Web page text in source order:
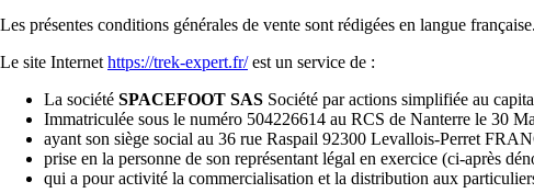
Les présentes conditions générales de vente sont rédigées en langue
Le site Internet https://trek-expert.fr/est un service de :
La société SPACEFOOT SAS Société par actions simplifiée au
Immatriculée sous le numéro 504226614 au RCS de Nanterre le 30
ayant son siège social au 36 rue Raspail 92300 Levallois-Perret
prise en la personne de son représentant légal en exercice (ci-après
qui a pour activité la commercialisation et la distribution aux